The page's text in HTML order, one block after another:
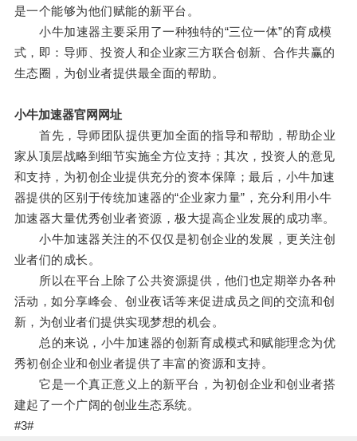
是一个能够为他们赋能的新平台。
小牛加速器主要采用了一种独特的“三位一体”的育成模
式，即：导师、投资人和企业家三方联合创新、合作共赢的
生态圈，为创业者提供最全面的帮助。
小牛加速器官网网址
首先，导师团队提供更加全面的指导和帮助，帮助企业
家从顶层战略到细节实施全方位支持；其次，投资人的意见
和支持，为初创企业提供充分的资本保障；最后，小牛加速
器提供的区别于传统加速器的“企业家力量”，充分利用小牛
加速器大量优秀创业者资源，极大提高企业发展的成功率。
小牛加速器关注的不仅仅是初创企业的发展，更关注创
业者们的成长。
所以在平台上除了公共资源提供，他们也定期举办各种
活动，如分享峰会、创业夜话等来促进成员之间的交流和创
新，为创业者们提供实现梦想的机会。
总的来说，小牛加速器的创新育成模式和赋能理念为优
秀初创企业和创业者提供了丰富的资源和支持。
它是一个真正意义上的新平台，为初创企业和创业者搭
建起了一个广阔的创业生态系统。
#3#